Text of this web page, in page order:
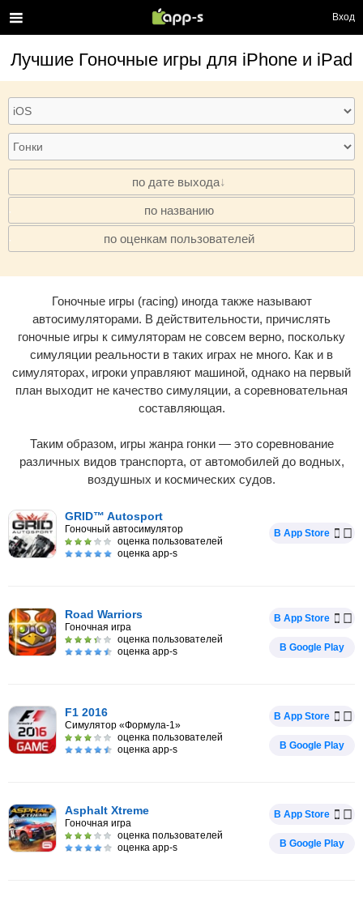
Вход
Лучшие Гоночные игры для iPhone и iPad
по дате выхода
· по названию
· по оценкам пользователей
Гоночные игры (racing) иногда также называют
автосимуляторами. В действительности, причислять
гоночные игры к симуляторам не совсем верно, поскольку
симуляции реальности в таких играх не много. Как и в
симуляторах, игроки управляют машиной, однако на первый
план выходит не качество симуляции, а соревновательная
составляющая.
Таким образом, игры жанра гонки — это соревнование
различных видов транспорта, от автомобилей до водных,
воздушных и космических судов.
GRID™ Autosport
Гоночный автосимулятор
оценка пользователей
оценка app-s
В App Store
Road Warriors
Гоночная игра
оценка пользователей
оценка app-s
В App Store
В Google Play
F1 2016
Симулятор «Формула-1»
оценка пользователей
оценка app-s
В App Store
В Google Play
Asphalt Xtreme
Гоночная игра
оценка пользователей
оценка app-s
В App Store
В Google Play